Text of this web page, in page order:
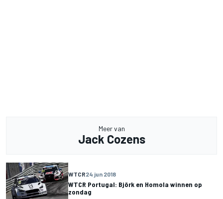
Meer van
Jack Cozens
WTCR24 jun 2018
WTCR Portugal: Björk en Homola winnen op
zondag